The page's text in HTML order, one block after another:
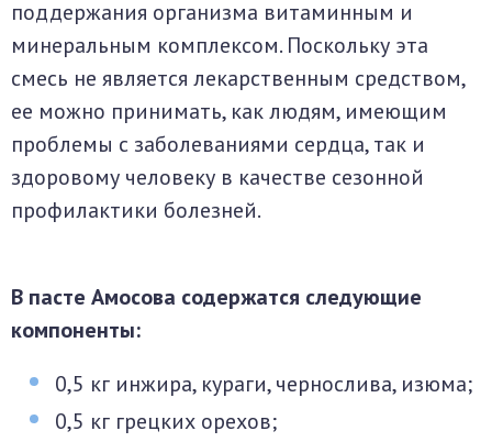
поддержания организма витаминным и
минеральным комплексом. Поскольку эта
смесь не является лекарственным средством,
ее можно принимать, как людям, имеющим
проблемы с заболеваниями сердца, так и
здоровому человеку в качестве сезонной
профилактики болезней.
В пасте Амосова содержатся следующие
компоненты:
0,5 кг инжира, кураги, чернослива, изюма;
0,5 кг грецких орехов;